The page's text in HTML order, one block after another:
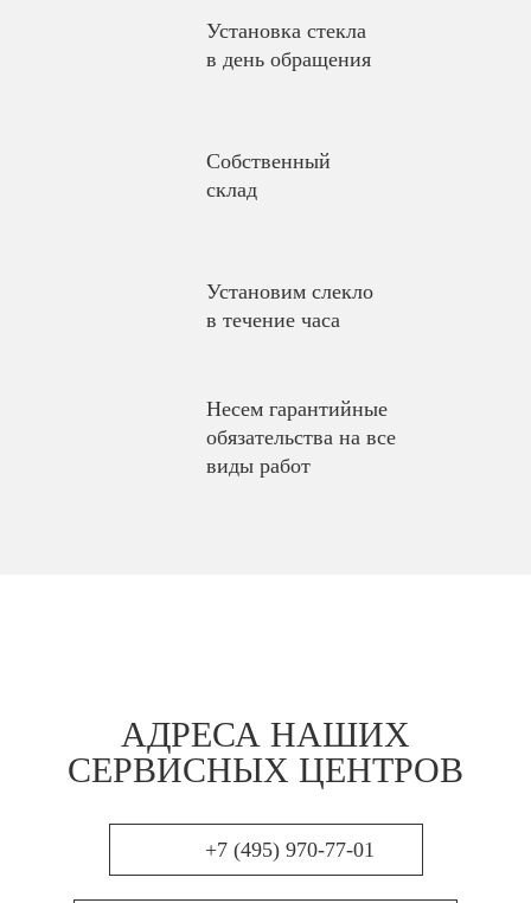
Установка стекла
в день обращения
Собственный
склад
Установим слекло
в течение часа
Несем гарантийные
обязательства на все
виды работ
АДРЕСА НАШИХ
СЕРВИСНЫХ ЦЕНТРОВ
+7 (495) 970-77-01